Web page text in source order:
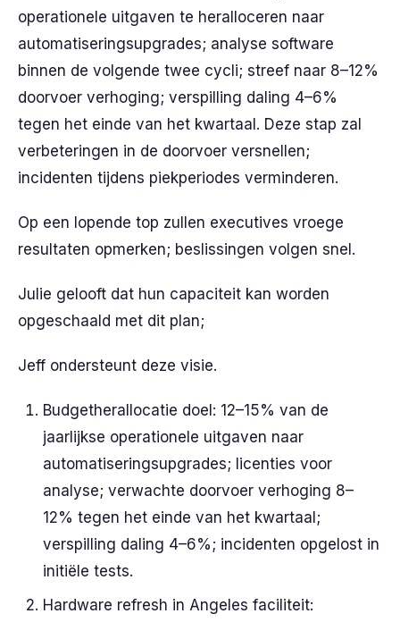
operationele uitgaven te heralloceren naar
automatiseringsupgrades; analyse software
binnen de volgende twee cycli; streef naar 8–12%
doorvoer verhoging; verspilling daling 4–6%
tegen het einde van het kwartaal. Deze stap zal
verbeteringen in de doorvoer versnellen;
incidenten tijdens piekperiodes verminderen.
Op een lopende top zullen executives vroege
resultaten opmerken; beslissingen volgen snel.
Julie gelooft dat hun capaciteit kan worden
opgeschaald met dit plan;
Jeff ondersteunt deze visie.
Budgetherallocatie doel: 12–15% van de
jaarlijkse operationele uitgaven naar
automatiseringsupgrades; licenties voor
analyse; verwachte doorvoer verhoging 8–
12% tegen het einde van het kwartaal;
verspilling daling 4–6%; incidenten opgelost in
initiële tests.
Hardware refresh in Angeles faciliteit: